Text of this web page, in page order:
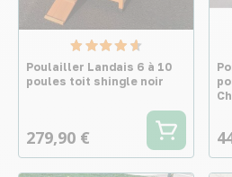
Poulailler Landais 6 à 10
poules toit shingle noir
279,90 €